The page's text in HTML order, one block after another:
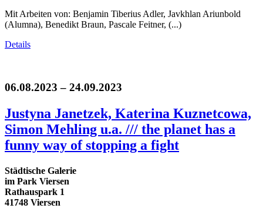
Mit Arbeiten von: Benjamin Tiberius Adler, Javkhlan Ariunbold
(Alumna), Benedikt Braun, Pascale Feitner, (...)
Details
06.08.2023 – 24.09.2023
Justyna Janetzek, Katerina Kuznetcowa,
Simon Mehling u.a. /// the planet has a
funny way of stopping a fight
Städtische Galerie
im Park Viersen
Rathauspark 1
41748 Viersen